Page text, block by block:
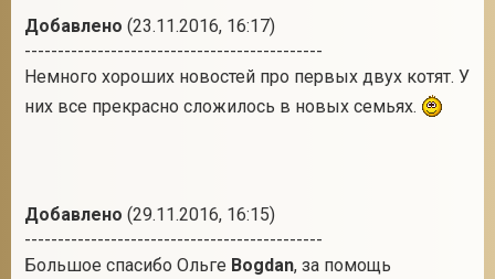
Добавлено (23.11.2016, 16:17)
---------------------------------------------
Немного хороших новостей про первых двух котят. У
них все прекрасно сложилось в новых семьях.
Добавлено (29.11.2016, 16:15)
---------------------------------------------
Большое спасибо Ольге Bogdan, за помощь